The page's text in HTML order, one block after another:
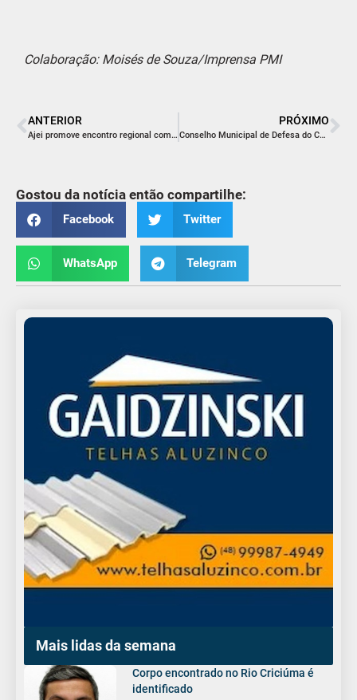
Colaboração: Moisés de Souza/Imprensa PMI
ANTERIOR
Ajei promove encontro regional com influenciadoras digitais
PRÓXIMO
Conselho Municipal de Defesa do Consumidor realiza balanço de ações de 2018
Gostou da notícia então compartilhe:
Facebook Twitter
WhatsApp Telegram
Mais lidas da semana
Corpo encontrado no Rio Criciúma é
identificado